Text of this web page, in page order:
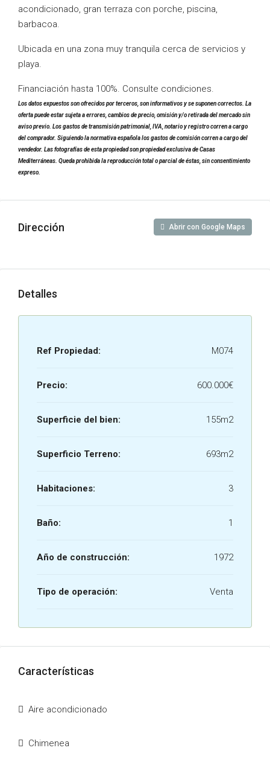
acondicionado, gran terraza con porche, piscina,
barbacoa.
Ubicada en una zona muy tranquila cerca de servicios y
playa.
Financiación hasta 100%. Consulte condiciones.
Los datos expuestos son ofrecidos por terceros, son informativos y se suponen correctos. La
oferta puede estar sujeta a errores, cambios de precio, omisión y/o retirada del mercado sin
aviso previo. Los gastos de transmisión patrimonial, IVA, notario y registro corren a cargo
del comprador. Siguiendo la normativa española los gastos de comisión corren a cargo del
vendedor. Las fotografías de esta propiedad son propiedad exclusiva de Casas
Mediterráneas. Queda prohibida la reproducción total o parcial de éstas, sin consentimiento
expreso.
Dirección Abrir con Google Maps
Detalles
Ref Propiedad: M074
Precio: 600.000€
Superficie del bien: 155m2
Superficio Terreno: 693m2
Habitaciones: 3
Baño: 1
Año de construcción: 1972
Tipo de operación: Venta
Características
Aire acondicionado
Chimenea